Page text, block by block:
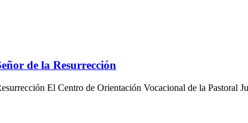
de la Resurrección
El Centro de Orientación Vocacional de la Pastoral